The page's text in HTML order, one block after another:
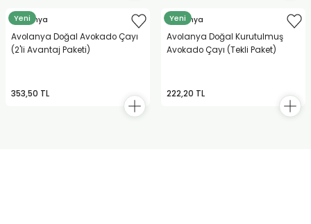
Yeni
Avolanya
Avolanya Doğal Avokado Çayı
(2'li Avantaj Paketi)
353,50 TL
Yeni
Avolanya
Avolanya Doğal Kurutulmuş
Avokado Çayı (Tekli Paket)
222,20 TL